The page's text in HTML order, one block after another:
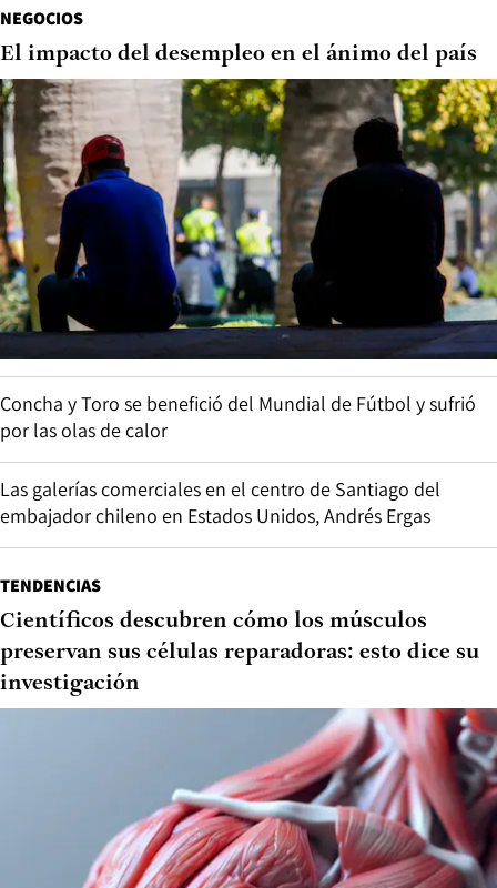
NEGOCIOS
El impacto del desempleo en el ánimo del país
Concha y Toro se benefició del Mundial de Fútbol y sufrió
por las olas de calor
Las galerías comerciales en el centro de Santiago del
embajador chileno en Estados Unidos, Andrés Ergas
TENDENCIAS
Científicos descubren cómo los músculos
preservan sus células reparadoras: esto dice su
investigación